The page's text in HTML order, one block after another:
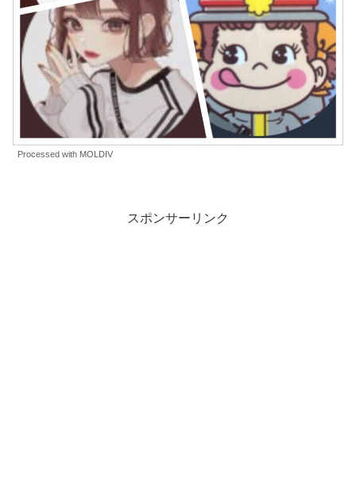
Processed with MOLDIV
スポンサーリンク